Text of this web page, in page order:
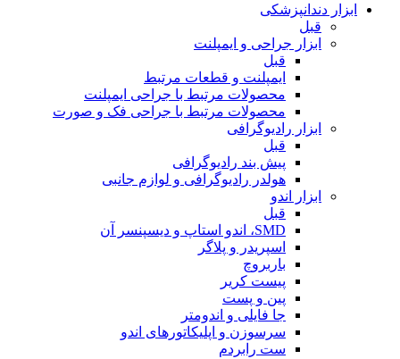
ابزار دندانپزشکی
قبل
ابزار جراحی و ایمپلنت
قبل
ایمپلنت و قطعات مرتبط
محصولات مرتبط با جراحی ایمپلنت
محصولات مرتبط با جراحی فک و صورت
ابزار رادیوگرافی
قبل
پیش بند رادیوگرافی
هولدر رادیوگرافی و لوازم جانبی
ابزار اندو
قبل
SMD، اندو استاپ و دیسپنسر آن
اسپریدر و پلاگر
باربروچ
پیست کریر
پین و پست
جا فایلی و اندومتر
سرسوزن و اپلیکاتورهای اندو
ست رابردم